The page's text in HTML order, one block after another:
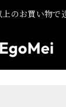
のお買い物で